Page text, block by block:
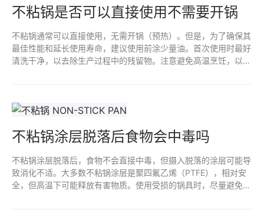
不粘锅是否可以直接使用不需要开锅
不粘锅通常可以直接使用，无需开锅（预热）。但是，为了确保其
最佳性能和延长使用寿命，建议使用前涂少量油。首次使用时最好
清洗干净，以去除生产过程中的残留物。注意避免高温烹饪，以防
不粘锅涂层脱落后食物会中毒吗
不粘锅涂层脱落后，食物不会直接中毒，但摄入脱落的涂层可能导
致消化不适。大多数不粘锅涂层是聚四氟乙烯（PTFE），相对安
全，但高温下可能释放有害物质。使用受损的锅具时，尽量避免高